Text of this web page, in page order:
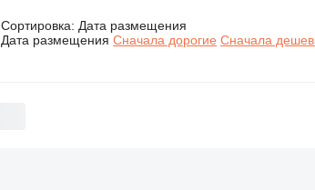
Сортировка: Дата размещения
Дата размещения Сначала дорогие Сначала